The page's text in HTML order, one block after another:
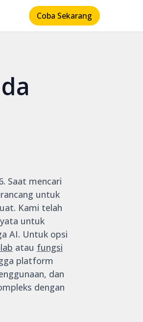
Coba Sekarang
Saat mencari
untuk
Kami telah
untuk
AI. Untuk opsi
atau fungsi
platform
dan
dengan